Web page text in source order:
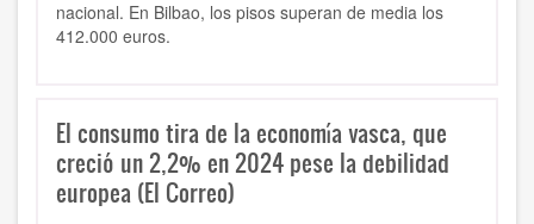
nacional. En Bilbao, los pisos superan de media los
412.000 euros.
El consumo tira de la economía vasca, que
creció un 2,2% en 2024 pese la debilidad
europea (El Correo)